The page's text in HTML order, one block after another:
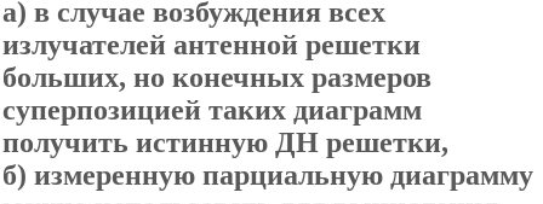
а) в случае возбуждения всех
излучателей антенной решетки
больших, но конечных размеров
суперпозицией таких диаграмм
получить истинную ДН решетки,
б) измеренную парциальную диаграмму